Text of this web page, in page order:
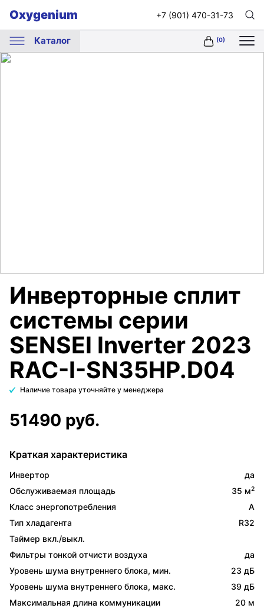
Oxygenium +7 (901) 470-31-73
Каталог
Инверторные сплит
системы серии
SENSEI Inverter 2023
RAC-I-SN35HP.D04
Наличие товара уточняйте у менеджера
51490 руб.
Краткая характеристика
Инвертор
да
Обслуживаемая площадь
35 м2
Класс энергопотребления
A
Тип хладагента
R32
Таймер вкл./выкл.
Фильтры тонкой отчисти воздуха
да
Уровень шума внутреннего блока, мин.
23 дБ
Уровень шума внутреннего блока, макс.
39 дБ
Максимальная длина коммуникации
20 м